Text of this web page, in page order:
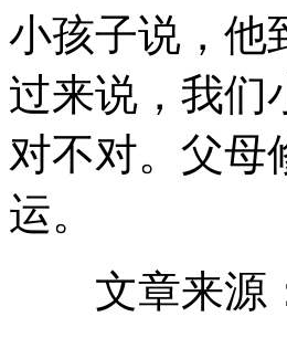
小孩子说，他
过来说，我们
对不对。父母
运。
文章来源：